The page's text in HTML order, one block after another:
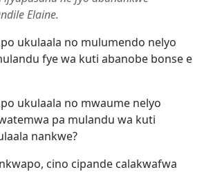
Elaine.
ukulaala no mulumendo nelyo
fye wa kuti abanobe bonse e
ukulaala no mwaume nelyo
pa mulandu wa kuti
nankwe?
cino cipande calakwafwa